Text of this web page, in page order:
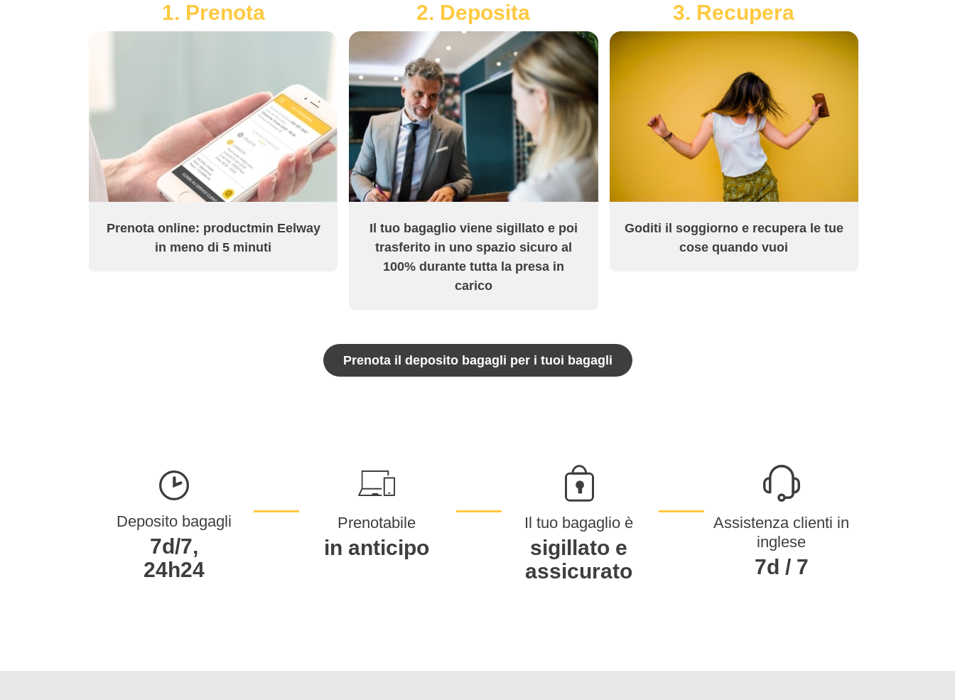
1. Prenota
Prenota online: productmin Eelway
in meno di 5 minuti
2. Deposita
Il tuo bagaglio viene sigillato e poi
trasferito in uno spazio sicuro al
100% durante tutta la presa in
carico
3. Recupera
Goditi il soggiorno e recupera le tue
cose quando vuoi
Prenota il deposito bagagli per i tuoi bagagli
Deposito bagagli
7d/7,
24h24
Prenotabile
in anticipo
Il tuo bagaglio è
sigillato e
assicurato
Assistenza clienti in
inglese
7d / 7